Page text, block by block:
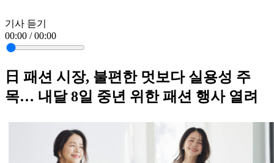
기사 듣기
00:00 / 00:00
日 패션 시장, 불편한 멋보다 실용성 주
목… 내달 8일 중년 위한 패션 행사 열려